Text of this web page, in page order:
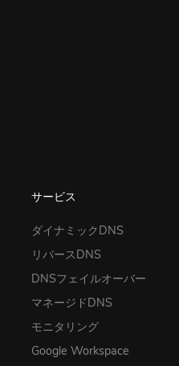
サービス
ダイナミックDNS
リバースDNS
DNSフェイルオーバー
マネージドDNS
モニタリング
Google Workspace